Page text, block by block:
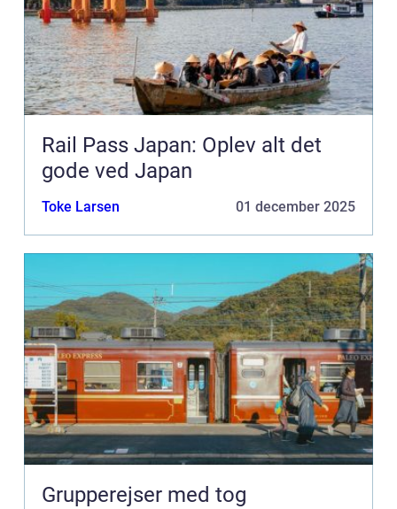
Rail Pass Japan: Oplev alt det
gode ved Japan
Toke Larsen 01 december 2025
Grupperejser med tog